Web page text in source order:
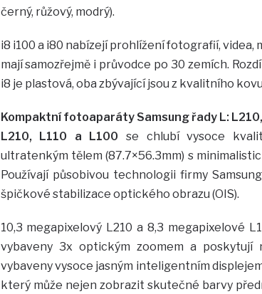
černý, růžový, modrý).
i8 i100 a i80 nabízejí prohlížení fotografií, videa,
mají samozřejmě i průvodce po 30 zemích.
i8 je plastová, oba zbývající jsou z kvalitního
Kompaktní fotoaparáty Samsung řady L:
L210, L110 a L100se chlubí vysoce
ultratenkým tělem (87.7×56.3mm) s
Používají působivou technologii firmy
špičkové stabilizace optického obrazu (OIS).
10,3 megapixelový L210 a 8,3 megapixelové
vybaveny 3x optickým zoomem a poskytují
vybaveny vysoce jasným inteligentním
který může nejen zobrazit skutečné barvy